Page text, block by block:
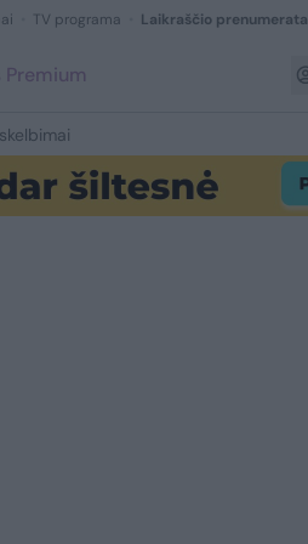
TV programa Laikraščio prenumerata